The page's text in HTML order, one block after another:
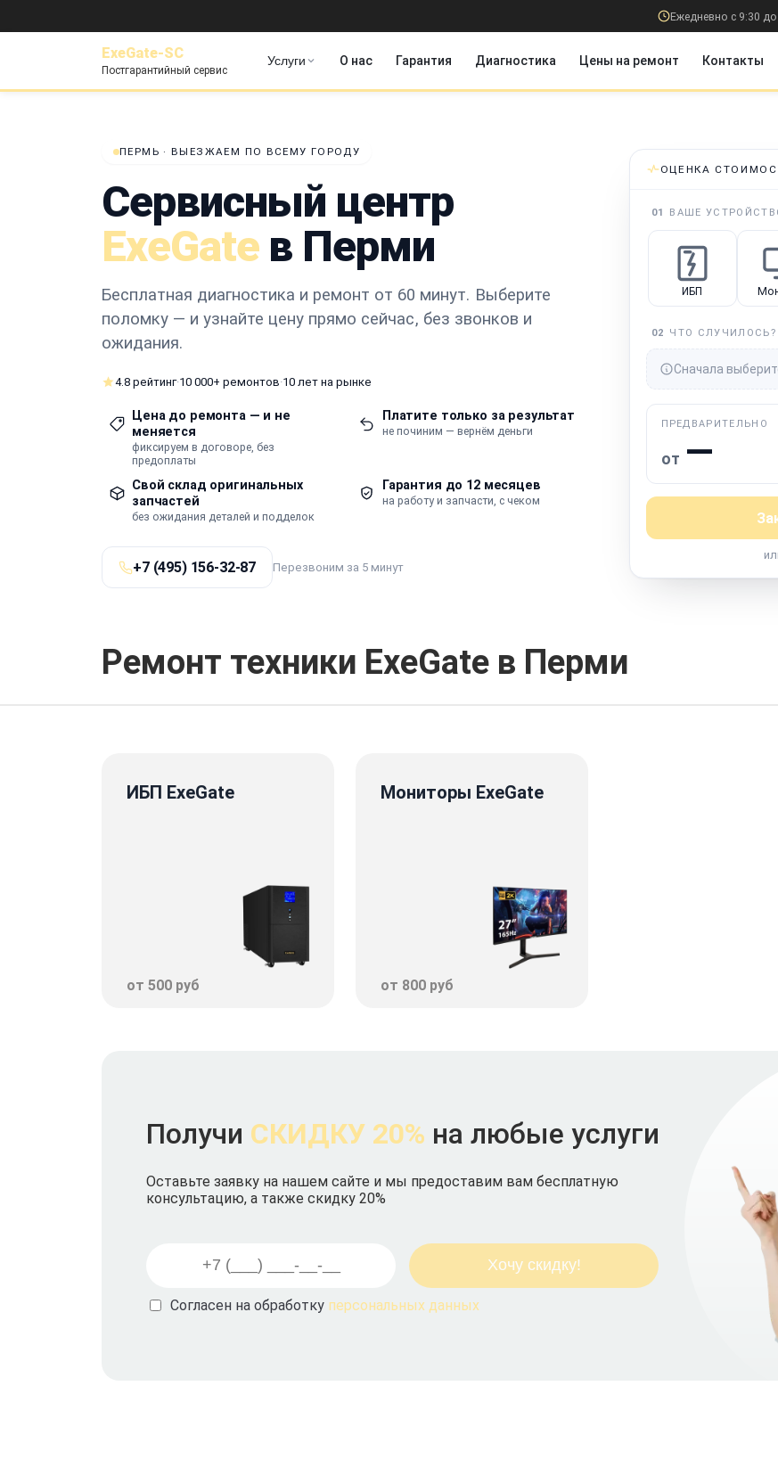
Ежедневно с 9:30
ExeGate-SC
Постгарантийный сервис
Услуги О нас Гарантия Диагностика Цены на ремонт Контакты
ПЕРМЬ · ВЫЕЗЖАЕМ ПО ВСЕМУ ГОРОДУ
Сервисный центр
ExeGateв Перми
Бесплатная диагностика и ремонт от 60 минут. Выберите
поломку — и узнайте цену прямо сейчас, без звонков и
ожидания.
4.8 рейтинг·10 000+ ремонтов·10 лет на рынке
Цена до ремонта — и не
меняется
фиксируем в договоре, без
предоплаты
Платите только за результат
не починим — вернём деньги
Свой склад оригинальных
запчастей
без ожидания деталей и подделок
Гарантия до 12 месяцев
на работу и запчасти, с чеком
+7 (495) 156-32-87 Перезвоним за 5 минут
ОЦЕНКА
01 ВАШЕ
ИБП
02 ЧТО СЛУЧИЛОСЬ?
Сначала
ПРЕДВАРИТЕЛЬНО
от —
Ремонт техники ExeGate в Перми
ИБП ExeGate
от 500 руб
Мониторы ExeGate
от 800 руб
Получи СКИДКУ 20% на любые услуги
Оставьте заявку на нашем сайте и мы предоставим вам бесплатную
консультацию, а также скидку 20%
Согласен на обработку персональных данных